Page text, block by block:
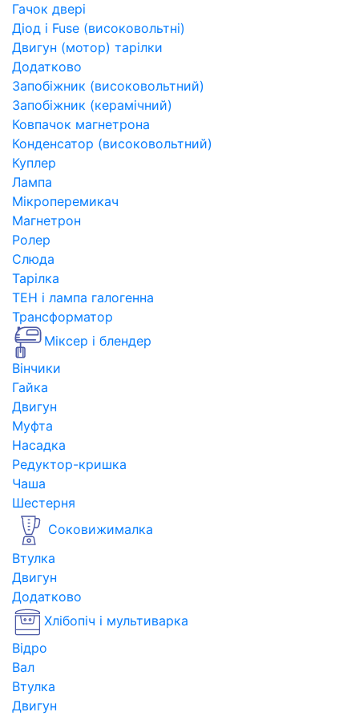
Гачок двері
Діод і Fuse (високовольтні)
Двигун (мотор) тарілки
Додатково
Запобіжник (високовольтний)
Запобіжник (керамічний)
Ковпачок магнетрона
Конденсатор (високовольтний)
Куплер
Лампа
Мікроперемикач
Магнетрон
Ролер
Слюда
Тарілка
ТЕН і лампа галогенна
Трансформатор
Міксер і блендер
Вінчики
Гайка
Двигун
Муфта
Насадка
Редуктор-кришка
Чаша
Шестерня
Соковижималка
Втулка
Двигун
Додатково
Хлібопіч і мультиварка
Відро
Вал
Втулка
Двигун